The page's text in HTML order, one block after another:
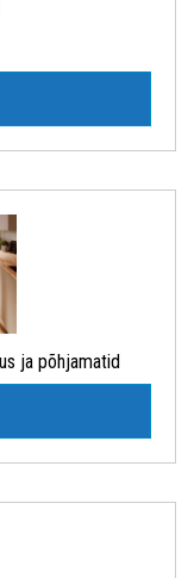
ja põhjamatid